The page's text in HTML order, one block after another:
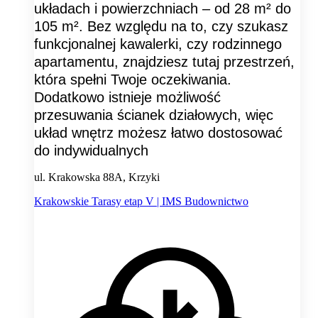
układach i powierzchniach – od 28 m² do
105 m². Bez względu na to, czy szukasz
funkcjonalnej kawalerki, czy rodzinnego
apartamentu, znajdziesz tutaj przestrzeń,
która spełni Twoje oczekiwania.
Dodatkowo istnieje możliwość
przesuwania ścianek działowych, więc
układ wnętrz możesz łatwo dostosować
do indywidualnych
ul. Krakowska 88A, Krzyki
Krakowskie Tarasy etap V | IMS Budownictwo